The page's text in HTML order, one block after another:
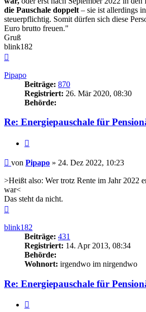
die Pauschale doppelt – sie ist allerdings
steuerpflichtig. Somit dürfen sich diese
Euro brutto freuen."
Gruß
blink182
Pipapo
Beiträge: 870
Registriert: 26. Mär 2020, 08:30
Behörde:
Re: Energiepauschale für
Beitrag
von Pipapo » 24. Dez 2022, 10:23
>Heißt also: Wer trotz Rente im Jahr 2022
war<
Das steht da nicht.
blink182
Beiträge: 431
Registriert: 14. Apr 2013, 08:34
Behörde:
Wohnort: irgendwo im nirgendwo
Re: Energiepauschale für